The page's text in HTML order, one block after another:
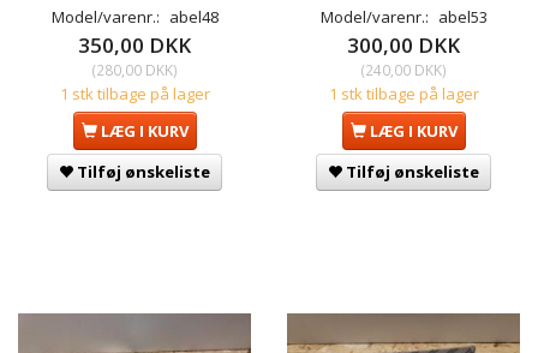
Model/varenr.: abel48
350,00 DKK
(280,00 DKK)
1 stk tilbage på lager
LÆG I KURV
Tilføj ønskeliste
Model/varenr.: abel53
300,00 DKK
(240,00 DKK)
1 stk tilbage på lager
LÆG I KURV
Tilføj ønskeliste